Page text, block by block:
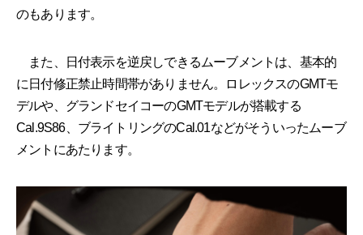
のもあります。
また、日付表示を逆戻しできるムーブメントは、基本的
に日付修正禁止時間帯がありません。ロレックスのGMTモ
デルや、グランドセイコーのGMTモデルが搭載する
Cal.9S86、ブライトリングのCal.01などがそういったムーブ
メントにあたります。